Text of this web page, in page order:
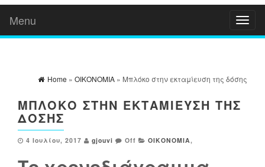
Menu
Home » ΟΙΚΟΝΟΜΙΑ » Μπλόκο στην εκταμίευση της δόσης
ΜΠΛΌΚΟ ΣΤΗΝ ΕΚΤΑΜΊΕΥΣΗ ΤΗΣ
ΔΌΣΗΣ
4 Ιουλίου, 2017 gjouvi Off ΟΙΚΟΝΟΜΙΑ,